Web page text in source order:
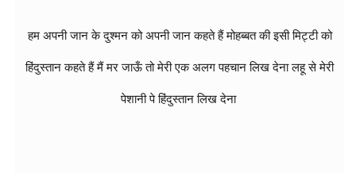
हम अपनी जान के दुश्मन को अपनी जान कहते हैं मोहब्बत की इसी मिट्टी को
हिंदुस्तान कहते हैंमैं मर जाऊँ तो मेरी एक अलग पहचान लिख देना लहू से मेरी
पेशानी पे हिंदुस्तान लिख देना